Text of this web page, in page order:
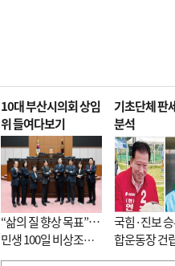
10대 부산시의회 상임
위 들여다보기
“삶의 질 향상 목표”…
민생 100일 비상조치
면밀 심사
기초단체 판
분석
국힘·진보
합운동장 건
근 공공버스